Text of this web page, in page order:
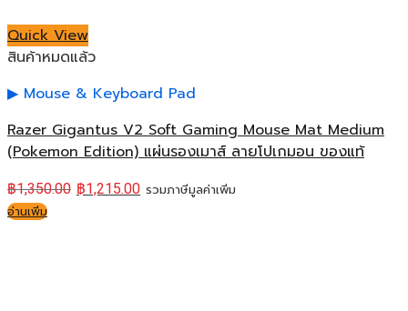
Quick View
สินค้าหมดแล้ว
Mouse & Keyboard Pad
Razer Gigantus V2 Soft Gaming Mouse Mat Medium
(Pokemon Edition) แผ่นรองเมาส์ ลายโปเกมอน ของแท้
฿1,350.00 ฿1,215.00 รวมภาษีมูลค่าเพิ่ม
อ่านเพิ่ม